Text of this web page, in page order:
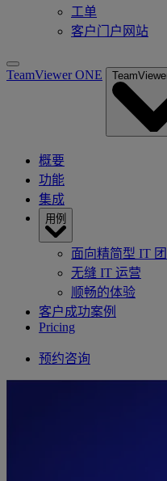
工单
客户门户网站
TeamViewer ONE
概要
功能
集成
用例
面向精简型 IT
无缝 IT 运营
顺畅的体验
客户成功案例
Pricing
预约咨询